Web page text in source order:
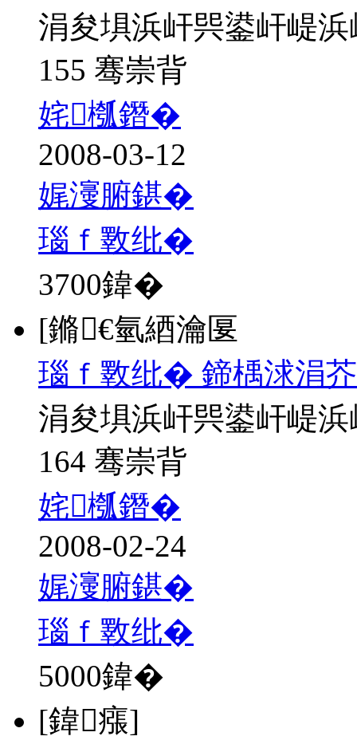
涓夋埧浜屽巺鍙屽崼
155 骞崇背
姹槬鐕�
2008-03-12
娓濅腑鍖�
瑙ｆ斁纰�
3700鍏�
[鏅€氫綇瀹匽
瑙ｆ斁纰� 鍗楀浗涓
涓夋埧浜屽巺鍙屽崼
164 骞崇背
姹槬鐕�
2008-02-24
娓濅腑鍖�
瑙ｆ斁纰�
5000鍏�
[鍏瘬]